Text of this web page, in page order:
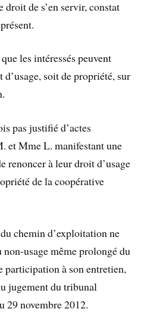
de s’en servir, constat
les intéressés peuvent
soit de propriété, sur
pas justifié d’actes
et Mme L. manifestant une
renoncer à leur droit d’usage
de la coopérative
chemin d’exploitation ne
usage même prolongé du
participation à son entretien,
jugement du tribunal
29 novembre 2012.